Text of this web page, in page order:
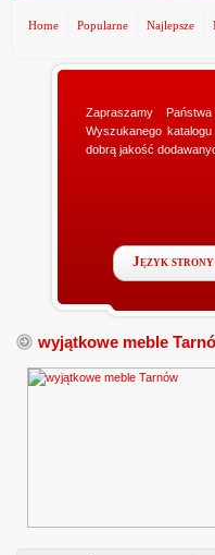
Home Popularne Najlepsze
Zapraszamy
Wyszukanego
dobrą jakość
Język
www.ministerstwogadzetow.com
Poszukujesz doskonałego
dziewczyny? Specjalnie dla
wyjątkowe meble